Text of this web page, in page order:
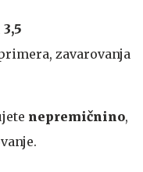
zavarovanja
nepremičnino,